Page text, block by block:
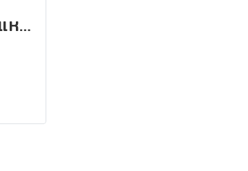
กระดุมสแนปวงแหวนสีเขียว